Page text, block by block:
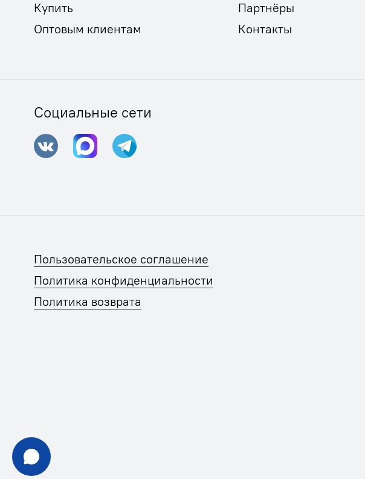
Купить
Оптовым клиентам
Партнёры
Контакты
Социальные сети
Пользовательское соглашение
Политика конфиденциальности
Политика возврата